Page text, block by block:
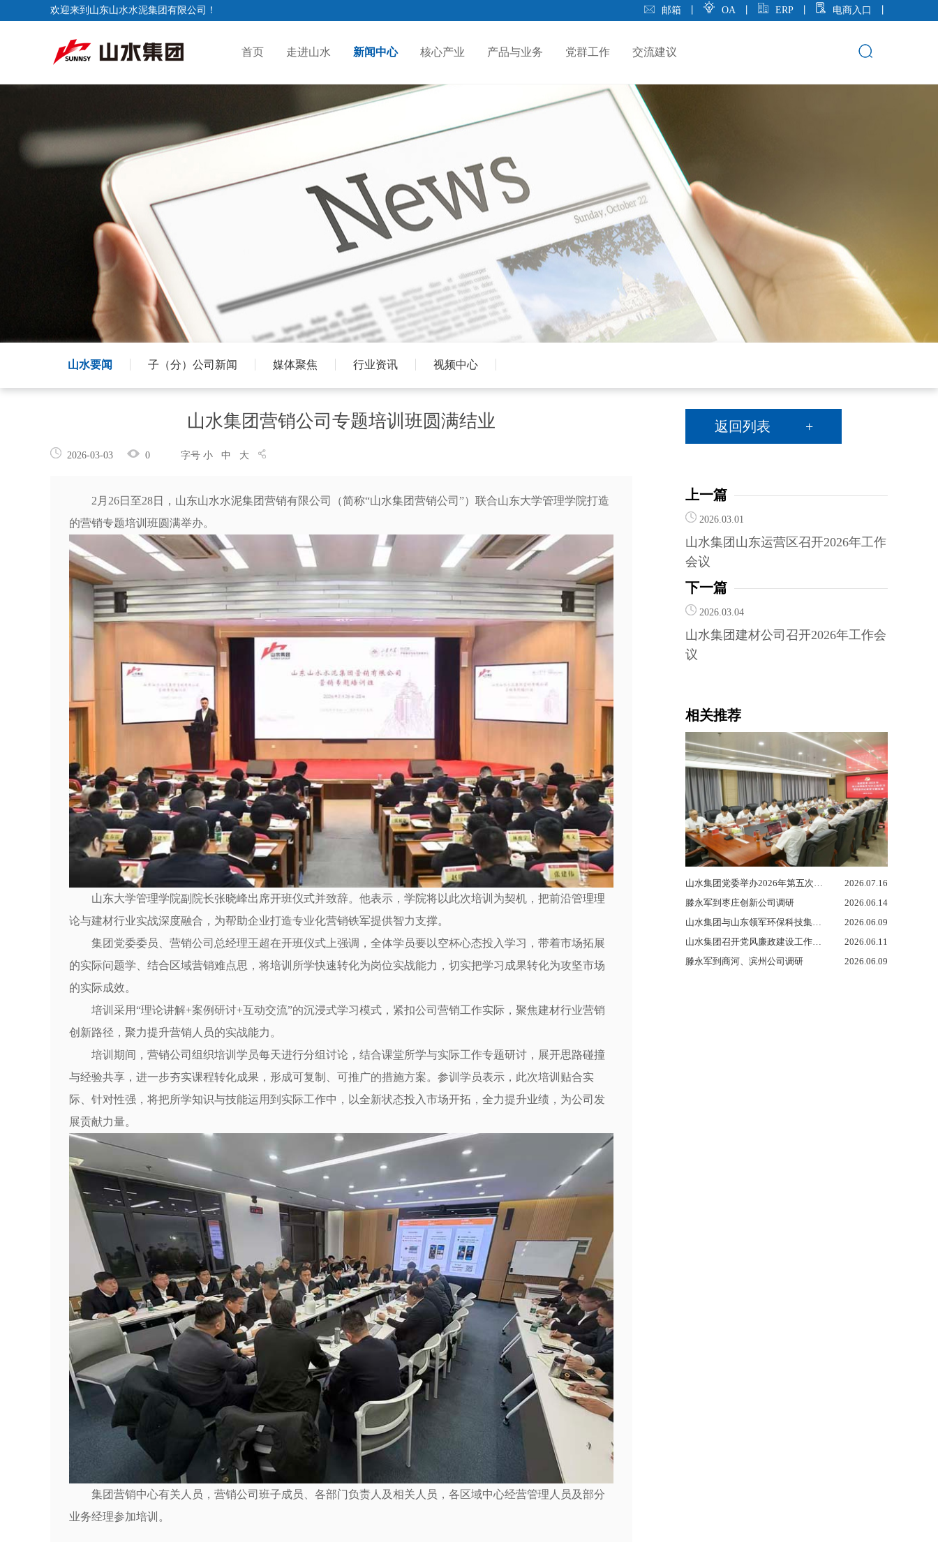
欢迎来到山东山水水泥集团有限公司！ 邮箱 OA ERP 电商入口
首页 走进山水 新闻中心 核心产业 产品与业务 党群工作 交流建议
山水要闻 子（分）公司新闻 媒体聚焦 行业资讯 视频中心
山水集团营销公司专题培训班圆满结业
2026-03-03 0 字号 小 中 大
2月26日至28日，山东山水水泥集团营销有限公司（简称“山水集团营销公司”）联合山东大学管理学院打造
的营销专题培训班圆满举办。
山东大学管理学院副院长张晓峰出席开班仪式并致辞。他表示，学院将以此次培训为契机，把前沿管理理
论与建材行业实战深度融合，为帮助企业打造专业化营销铁军提供智力支撑。
集团党委委员、营销公司总经理王超在开班仪式上强调，全体学员要以空杯心态投入学习，带着市场拓展
的实际问题学、结合区域营销难点思，将培训所学快速转化为岗位实战能力，切实把学习成果转化为攻坚市场
的实际成效。
培训采用“理论讲解+案例研讨+互动交流”的沉浸式学习模式，紧扣公司营销工作实际，聚焦建材行业营销
创新路径，聚力提升营销人员的实战能力。
培训期间，营销公司组织培训学员每天进行分组讨论，结合课堂所学与实际工作专题研讨，展开思路碰撞
与经验共享，进一步夯实课程转化成果，形成可复制、可推广的措施方案。参训学员表示，此次培训贴合实
际、针对性强，将把所学知识与技能运用到实际工作中，以全新状态投入市场开拓，全力提升业绩，为公司发
展贡献力量。
集团营销中心有关人员，营销公司班子成员、各部门负责人及相关人员，各区域中心经营管理人员及部分
业务经理参加培训。
返回列表 +
上一篇
2026.03.01
山水集团山东运营区召开2026年工作
会议
下一篇
2026.03.04
山水集团建材公司召开2026年工作会
议
相关推荐
2026.07.16
滕永军到枣庄创新公司调研
2026.06.14
2026.06.09
2026.06.11
滕永军到商河、滨州公司调研
2026.06.09